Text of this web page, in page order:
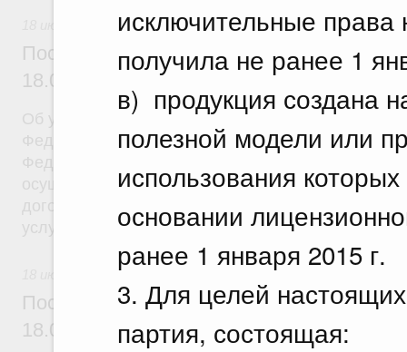
исключительные права
получила не ранее 1
в) продукция создана
полезной модели или
использования
основании
ранее 1 января 2015 г.
3. Для целей
партия, состоящая:
Постановление Правительства
18.07.2026 г. № 908
Об утверждении Правил уведомления частным
Федеральной службы войск национальной
осуществление частной детективной
Постановление Правительства
18.07.2026 г. № 910